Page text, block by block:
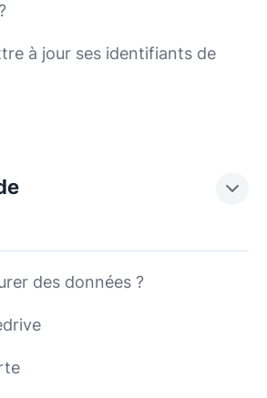
à jour ses identifiants de
des données ?